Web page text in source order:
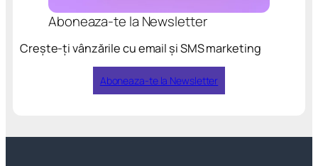
Aboneaza-te la Newsletter
Crește-ți vânzările cu email și SMS marketing
Aboneaza-te la Newsletter